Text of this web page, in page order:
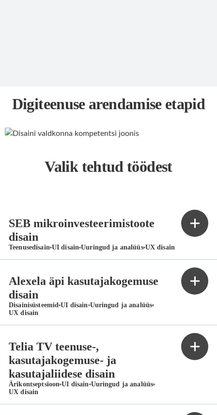
Digiteenuse arendamise etapid
Valik tehtud töödest
SEB mikroinvesteerimistoote
disain
Teenusedisain UI disain Uuringud ja analüüs UX disain
Alexela äpi kasutajakogemuse
disain
Disainisüsteemid UI disain Uuringud ja analüüs
UX disain
Telia TV teenuse-,
kasutajakogemuse- ja
kasutajaliidese disain
Ärikontseptsioon UI disain Uuringud ja analüüs
UX disain